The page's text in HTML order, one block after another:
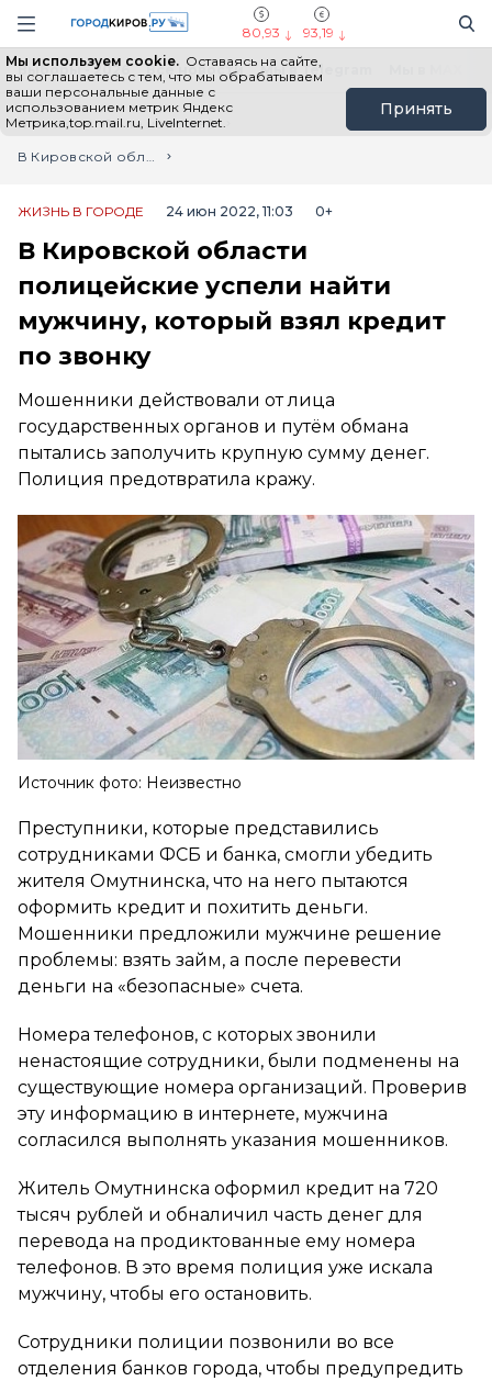
Навигация сайта
80,93 93,19
Мы используем cookie. Оставаясь на сайте,
вы соглашаетесь с тем, что мы обрабатываем
ваши персональные данные с
использованием метрик Яндекс
Метрика,top.mail.ru, LiveInternet.
Принять
Выборы - 2026 Все новости Мы в Telegram
Главная
Лента новостей
В Кировской области полицейские успели найти мужчину, который взял кредит по звонку
ЖИЗНЬ В ГОРОДЕ 24 июн 2022, 11:03 0+
В Кировской области
полицейские успели найти
мужчину, который взял кредит
по звонку
Мошенники действовали от лица
государственных органов и путём обмана
пытались заполучить крупную сумму денег.
Полиция предотвратила кражу.
Источник фото: Неизвестно
Преступники, которые представились
сотрудниками ФСБ и банка, смогли убедить
жителя Омутнинска, что на него пытаются
оформить кредит и похитить деньги.
Мошенники предложили мужчине решение
проблемы: взять займ, а после перевести
деньги на «безопасные» счета.
Номера телефонов, с которых звонили
ненастоящие сотрудники, были подменены на
существующие номера организаций. Проверив
эту информацию в интернете, мужчина
согласился выполнять указания мошенников.
Житель Омутнинска оформил кредит на 720
тысяч рублей и обналичил часть денег для
перевода на продиктованные ему номера
телефонов. В это время полиция уже искала
мужчину, чтобы его остановить.
Сотрудники полиции позвонили во все
отделения банков города, чтобы предупредить